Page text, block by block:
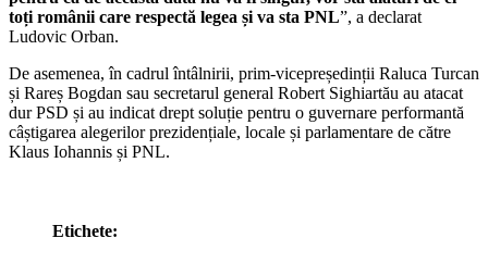
toți românii care respectă legea și va sta PNL”, a declarat
Ludovic Orban.
De asemenea, în cadrul întâlnirii, prim-vicepreședinții Raluca Turcan
și Rareș Bogdan sau secretarul general Robert Sighiartău au atacat
dur PSD și au indicat drept soluție pentru o guvernare performantă
câștigarea alegerilor prezidențiale, locale și parlamentare de către
Klaus Iohannis și PNL.
Etichete: